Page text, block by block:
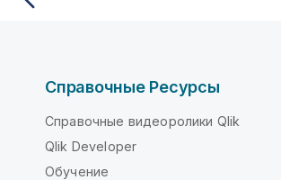
Справочные Ресурсы
Справочные видеоролики Qlik
Qlik Developer
Обучение